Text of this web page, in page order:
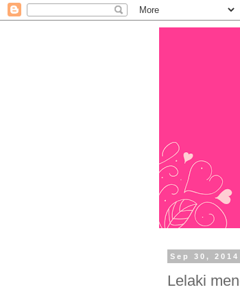
Sep 30, 2014
Lelaki